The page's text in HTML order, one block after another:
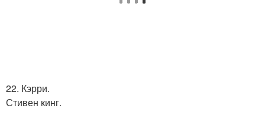
22. Кэрри.
Стивен кинг.